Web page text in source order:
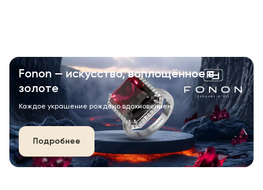
Fonon — искусство, воплощённое в
золоте
Каждое украшение рождено вдохновением.
Подробнее